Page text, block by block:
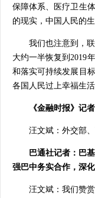
保障体系、医疗卫生
的现实，中国人民的
我们也注意到，
大约一半恢复到2019
和落实可持续发展目
各国人民过上幸福生
《金融时报》记
汪文斌：外交部
巴通社记者：巴
强巴中务实合作，深
汪文斌：我们赞